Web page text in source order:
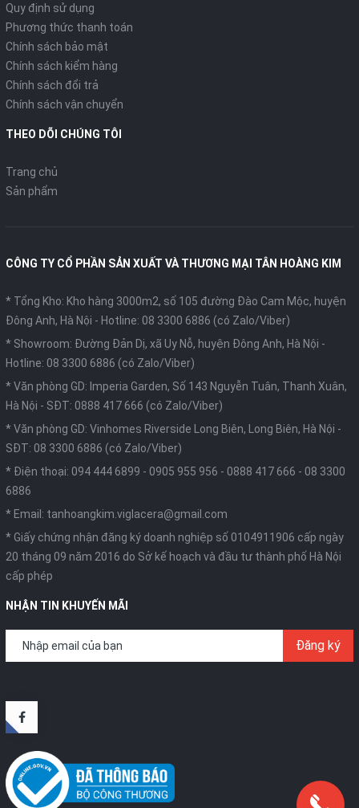
Quy định sử dụng
Phương thức thanh toán
Chính sách bảo mật
Chính sách kiểm hàng
Chính sách đổi trả
Chính sách vận chuyển
THEO DÕI CHÚNG TÔI
Trang chủ
Sản phẩm
CÔNG TY CỔ PHẦN SẢN XUẤT VÀ THƯƠNG MẠI TÂN HOÀNG KIM
* Tổng Kho: Kho hàng 3000m2, số 105 đường Đào Cam Mộc, huyện
Đông Anh, Hà Nội - Hotline: 08 3300 6886 (có Zalo/Viber)
* Showroom: Đường Đản Dị, xã Uy Nỗ, huyện Đông Anh, Hà Nội -
Hotline: 08 3300 6886 (có Zalo/Viber)
* Văn phòng GD: Imperia Garden, Số 143 Nguyễn Tuân, Thanh Xuân,
Hà Nội - SĐT: 0888 417 666 (có Zalo/Viber)
* Văn phòng GD: Vinhomes Riverside Long Biên, Long Biên, Hà Nội -
SĐT: 08 3300 6886 (có Zalo/Viber)
* Điện thoại: 094 444 6899 - 0905 955 956 - 0888 417 666 - 08 3300
6886
* Email: tanhoangkim.viglacera@gmail.com
* Giấy chứng nhận đăng ký doanh nghiệp số 0104911906 cấp ngày
20 tháng 09 năm 2016 do Sở kế hoạch và đầu tư thành phố Hà Nội
cấp phép
NHẬN TIN KHUYẾN MÃI
Đăng ký